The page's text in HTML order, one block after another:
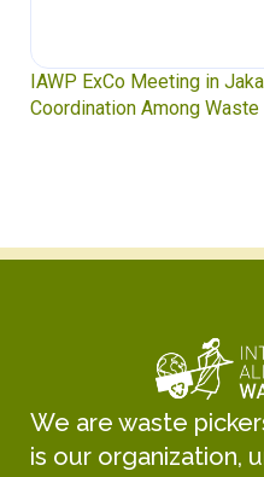
Waste Pickers’ Voices at
Soledad Mella Calls for
We are waste
is our organization,